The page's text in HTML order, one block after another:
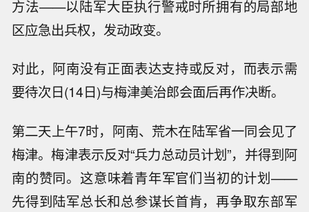
方法——以陆军大臣执行警戒时所拥有的局部地
区应急出兵权，发动政变。
对此，阿南没有正面表达支持或反对，而表示需
要待次日(14日)与梅津美治郎会面后再作决断。
第二天上午7时，阿南、荒木在陆军省一同会见了
梅津。梅津表示反对“兵力总动员计划”，并得到阿
南的赞同。这意味着青年军官们当初的计划——
先得到陆军总长和总参谋长首肯，再争取东部军